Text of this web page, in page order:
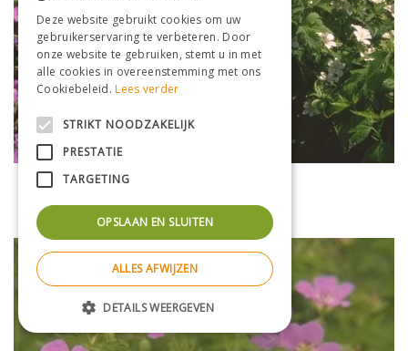
Deze website gebruikt cookies om uw
gebruikerservaring te verbeteren. Door
onze website te gebruiken, stemt u in met
alle cookies in overeenstemming met ons
Cookiebeleid.Lees verder
STRIKT NOODZAKELIJK
PRESTATIE
TARGETING
OPSLAAN EN SLUITEN
ALLES AFWIJZEN
DETAILS WEERGEVEN